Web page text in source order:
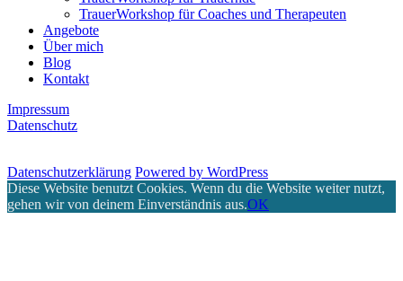
TrauerWorkshop für Coaches und Therapeuten
Angebote
Über mich
Blog
Kontakt
Impressum
Datenschutz
Datenschutzerklärung Powered by WordPress
Diese Website benutzt Cookies. Wenn du die Website weiter nutzt,
gehen wir von deinem Einverständnis aus.OK